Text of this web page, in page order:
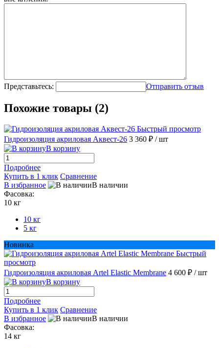
Представьтесь: Отправить отзыв
Похожие товары (2)
Быстрый просмотр
Гидроизоляция акриловая Аквест-26 3 360 ₽ / шт
В корзину
Подробнее
Купить в 1 клик Сравнение
В избранное
В наличии
Фасовка:
10 кг
10 кг
5 кг
Новинка
Быстрый
просмотр
Гидроизоляция акриловая Artel Elastic Membrane 4 600 ₽ / шт
В корзину
Подробнее
Купить в 1 клик Сравнение
В избранное
В наличии
Фасовка:
14 кг